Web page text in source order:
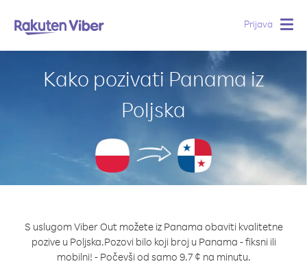
Prijava
Kako pozivati Panama iz
Poljska
S uslugom Viber Out možete iz Panama obaviti kvalitetne
pozive u Poljska.Pozovi bilo koji broj u Panama - fiksni ili
mobilni! - Počevši od samo 9.7 ¢ na minutu.